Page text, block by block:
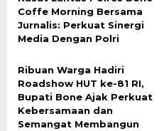
Coffe Morning Bersama
Jurnalis: Perkuat Sinergi
Media Dengan Polri
Ribuan Warga Hadiri
Roadshow HUT ke-81 RI,
Bupati Bone Ajak Perkuat
Kebersamaan dan
Semangat Membangun